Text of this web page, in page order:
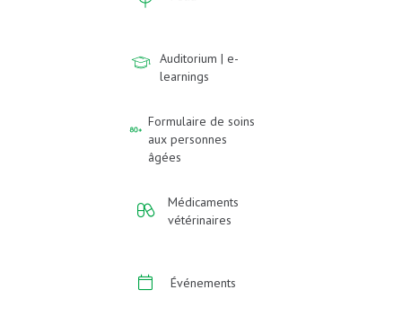
Auditorium | e-
learnings
Formulaire de soins
aux personnes
âgées
Médicaments
vétérinaires
Événements